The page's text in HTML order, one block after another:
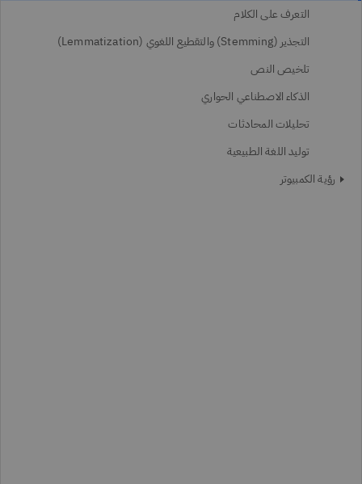
التعرف على الكلام
التجذير (Stemming) والتقطيع اللغوي (Lemmatization)
تلخيص النص
الذكاء الاصطناعي الحواري
تحليلات المحادثات
توليد اللغة الطبيعية
رؤية الكمبيوتر